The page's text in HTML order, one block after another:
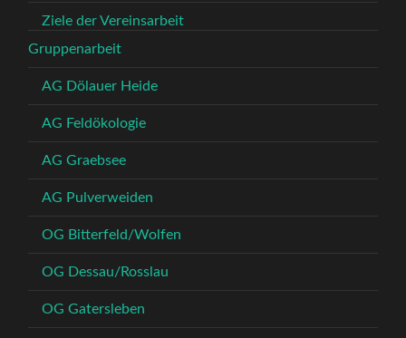
Ziele der Vereinsarbeit
Gruppenarbeit
AG Dölauer Heide
AG Feldökologie
AG Graebsee
AG Pulverweiden
OG Bitterfeld/Wolfen
OG Dessau/Rosslau
OG Gatersleben